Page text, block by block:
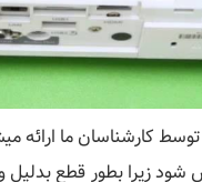
کارشناسان ما ارائه
زیرا بطور قطع